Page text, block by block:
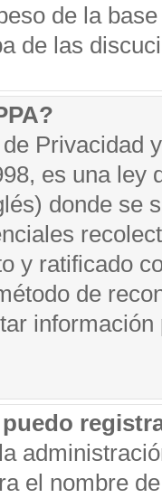
de la
de las
Privacidad
es una ley
donde se
y ratificado
de
el nombre